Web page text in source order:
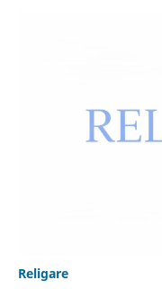
Religare